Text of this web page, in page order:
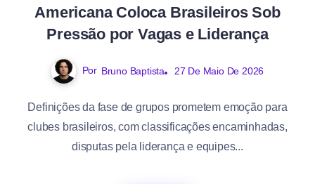
Americana Coloca Brasileiros Sob
Pressão por Vagas e Liderança
Por Bruno Baptista 27 De Maio De 2026
Definições da fase de grupos prometem emoção para
clubes brasileiros, com classificações encaminhadas,
disputas pela liderança e equipes...